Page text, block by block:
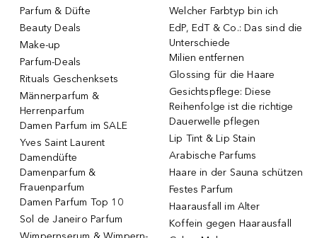
Parfum & Düfte
Beauty Deals
Make-up
Parfum-Deals
Rituals Geschenksets
Männerparfum &
Herrenparfum
Damen Parfum im SALE
Yves Saint Laurent
Damendüfte
Damenparfum &
Frauenparfum
Damen Parfum Top 10
Sol de Janeiro Parfum
Welcher Farbtyp bin ich
EdP, EdT & Co.: Das sind die
Unterschiede
Milien entfernen
Glossing für die Haare
Gesichtspflege: Diese
Reihenfolge ist die richtige
Dauerwelle pflegen
Lip Tint & Lip Stain
Arabische Parfums
Haare in der Sauna schützen
Festes Parfum
Haarausfall im Alter
Koffein gegen Haarausfall